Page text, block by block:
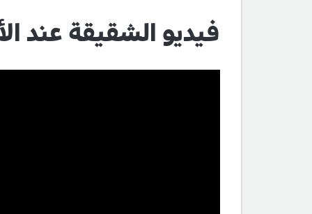
فيديو الشقيقة عند